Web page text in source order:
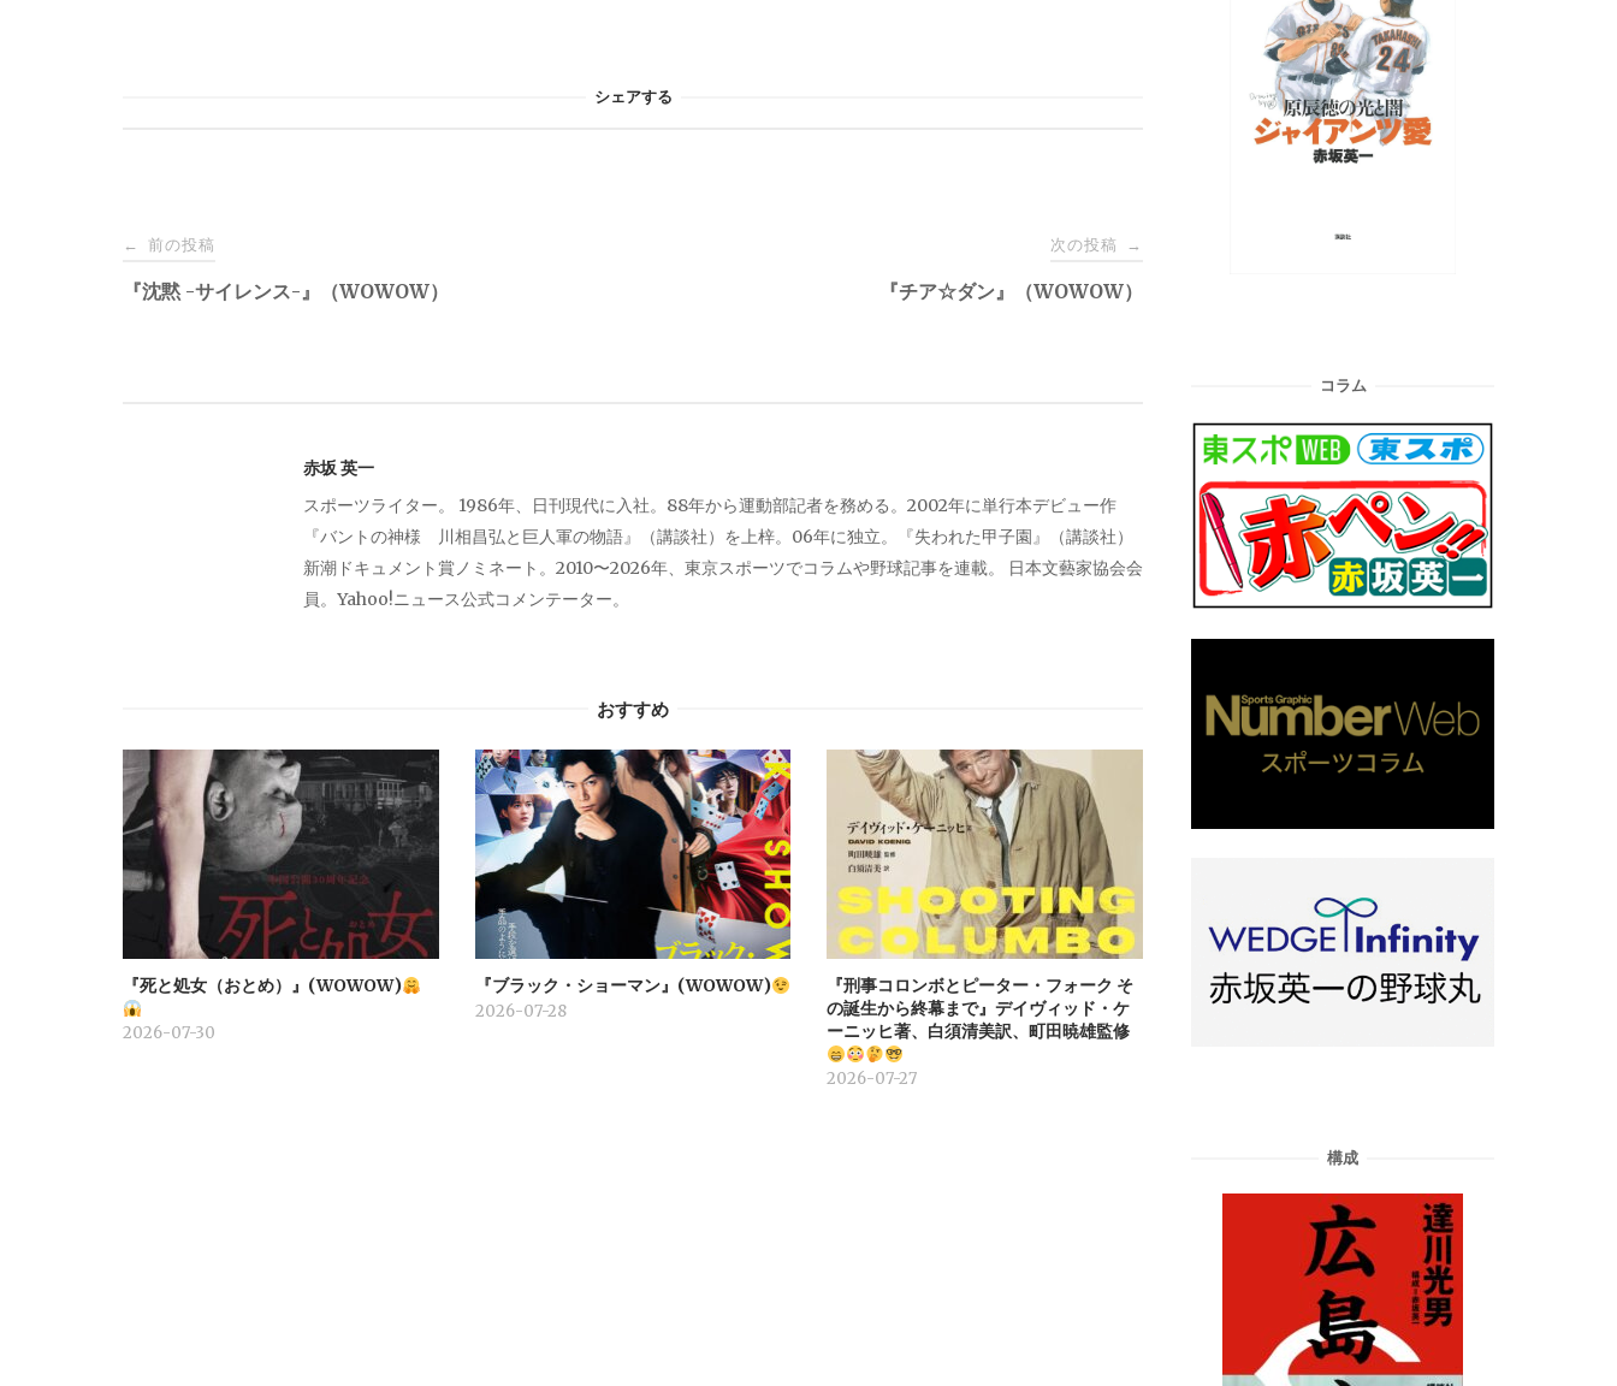
シェアする
投
稿
← 前の投稿
『沈黙 -サイレンス-』（WOWOW）
次の投稿 →
『チア☆ダン』（WOWOW）
赤坂 英一
スポーツライター。 1986年、日刊現代に入社。88年から運動部記者を務める。2002年に単行本デビュー作
『バントの神様 川相昌弘と巨人軍の物語』（講談社）を上梓。06年に独立。『失われた甲子園』（講談社）
新潮ドキュメント賞ノミネート。2010〜2026年、東京スポーツでコラムや野球記事を連載。 日本文藝家協会会
員。Yahoo!ニュース公式コメンテーター。
おすすめ
『死と処女（おとめ）』(WOWOW)
2026-07-30
『ブラック・ショーマン』(WOWOW)
2026-07-28
『刑事コロンボとピーター・フォーク そ
の誕生から終幕まで』デイヴィッド・ケ
ーニッヒ著、白須清美訳、町田暁雄監修
2026-07-27
コラム
構成